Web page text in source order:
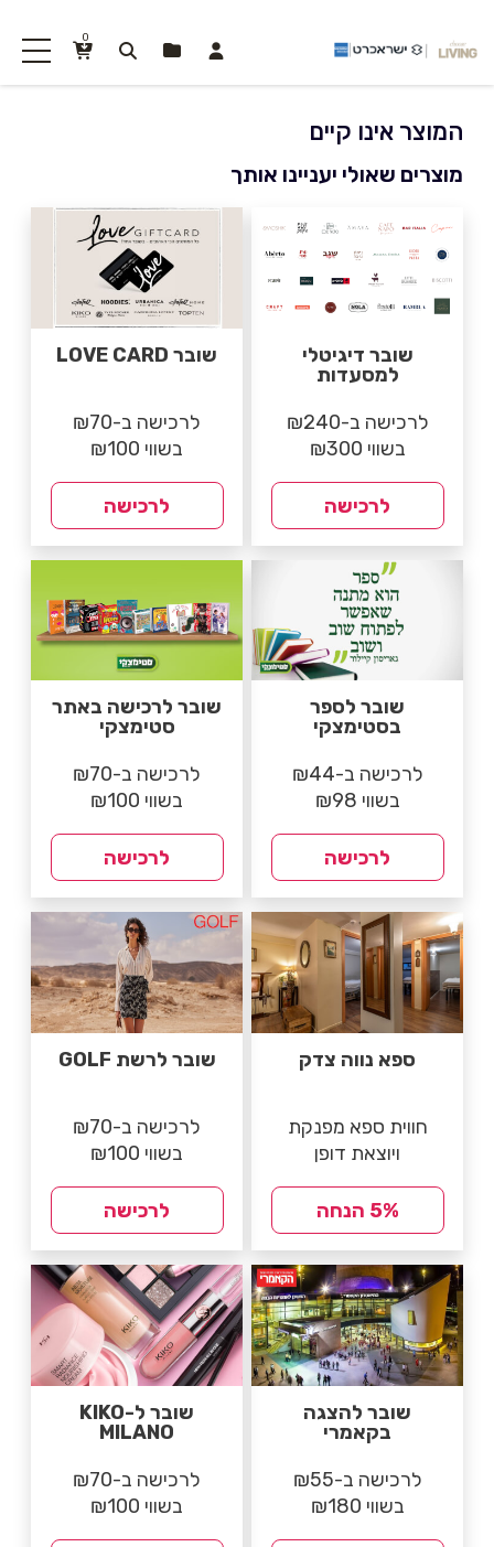
0
המוצר אינו קיים
מוצרים שאולי יעניינו אותך
שובר דיגיטלי
למסעדות
לרכישה ב-₪240
בשווי ₪300
לרכישה
שובר LOVE CARD
לרכישה ב-₪70
בשווי ₪100
לרכישה
שובר לספר
בסטימצקי
לרכישה ב-₪44
בשווי ₪98
לרכישה
שובר לרכישה באתר
סטימצקי
לרכישה ב-₪70
בשווי ₪100
לרכישה
ספא נווה צדק
חווית ספא מפנקת
ויוצאת דופן
5% הנחה
שובר לרשת GOLF
לרכישה ב-₪70
בשווי ₪100
לרכישה
שובר להצגה
בקאמרי
לרכישה ב-₪55
בשווי ₪180
שובר ל-KIKO
MILANO
לרכישה ב-₪70
בשווי ₪100